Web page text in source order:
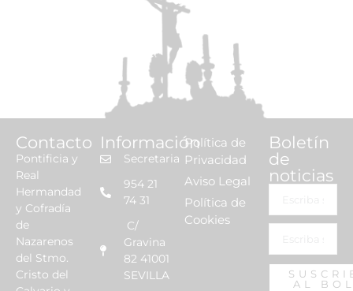
Contacto
Pontificia y
Real
Hermandad
y Cofradía
de
Nazarenos
del Stmo.
Cristo del
Información
Secretaria
954 21
74 31
C/
Gravina
82 41001
SEVILLA
Política de
Privacidad
Aviso Legal
Política de
Cookies
Boletín
de
noticias
AL